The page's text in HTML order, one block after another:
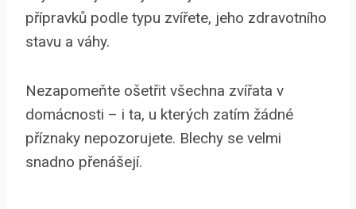
přípravků podle typu zvířete, jeho zdravotního
stavu a váhy.
Nezapomeňte ošetřit všechna zvířata v
domácnosti – i ta, u kterých zatím žádné
příznaky nepozorujete. Blechy se velmi
snadno přenášejí.